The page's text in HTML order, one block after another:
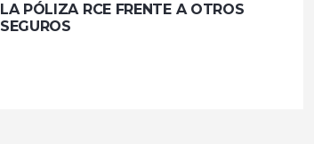
LA PÓLIZA RCE FRENTE A OTROS
SEGUROS